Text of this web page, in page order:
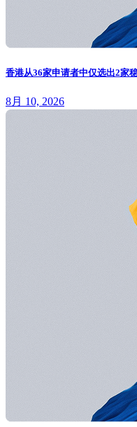
香港从36家申请者中仅选出2家
8月 10, 2026